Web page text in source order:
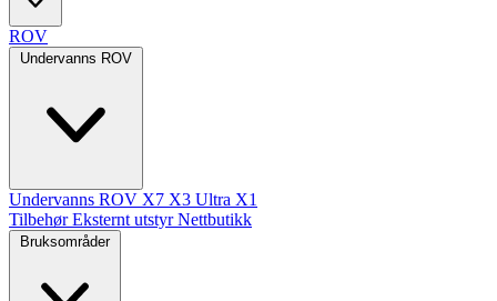
ROV
Undervanns ROV
Undervanns ROV X7 X3 Ultra X1
TilbehørEksternt utstyrNettbutikk
Bruksområder